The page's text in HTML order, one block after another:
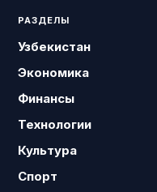
РАЗДЕЛЫ
Узбекистан
Экономика
Финансы
Технологии
Культура
Спорт